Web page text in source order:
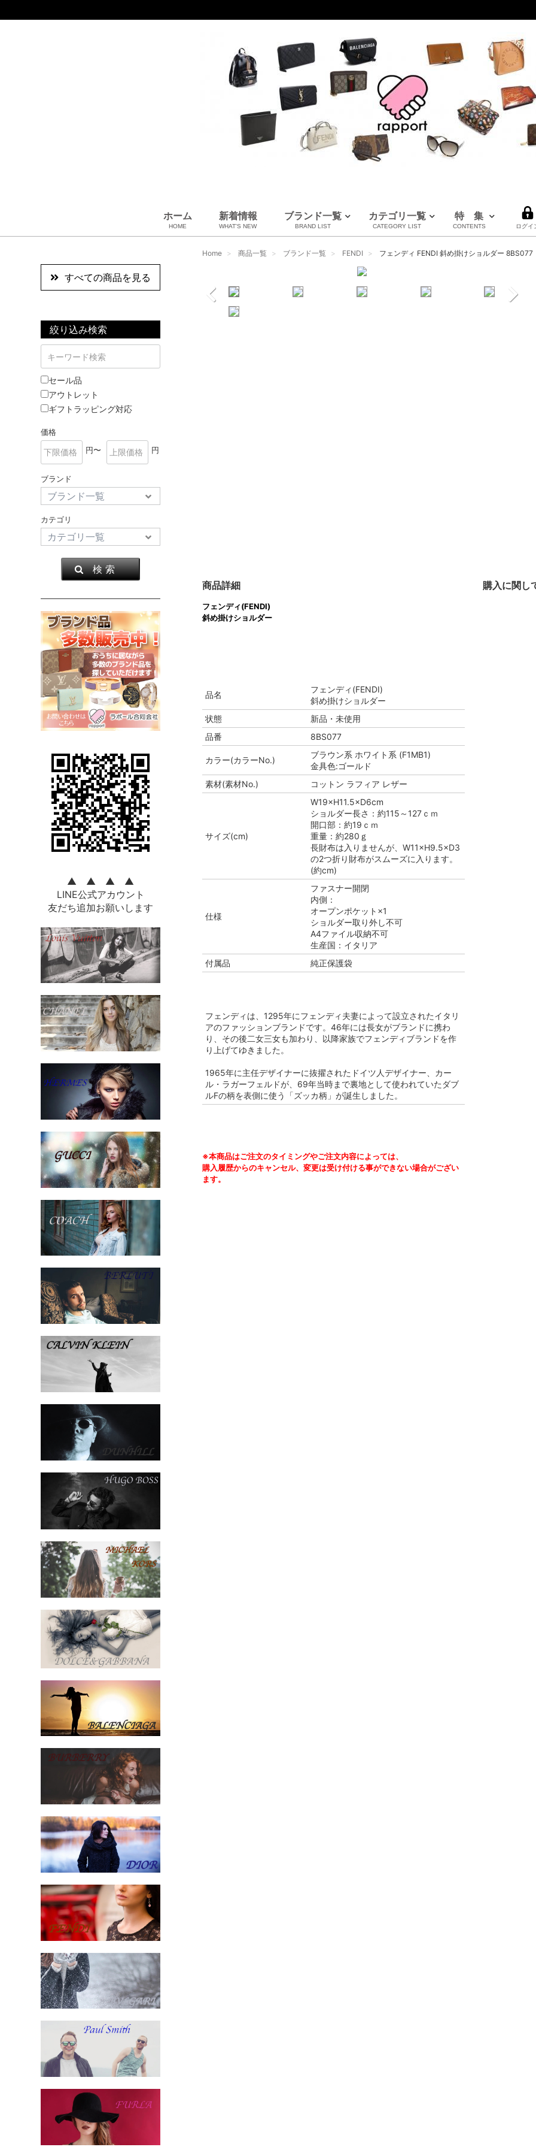
ホーム
HOME
新着情報
WHAT'S NEW
ブランド一覧
BRAND LIST
ルイヴィトン
シャネル
エルメス
全てのブランドを見る
カテゴリ一覧
CATEGORY LIST
バッグ＆ポーチ
アロマ＆フレグランス
雑貨・その他
USED Hermès
USED CHANEL
USED other
特 集
CONTENTS ログイ
Home 商品一覧 ブランド一覧 FENDI フェンディ FENDI 斜め掛けショルダー
すべての商品を見る
絞り込み検索
セール品
アウトレット
ギフトラッピング対応
価格
円〜
円
ブランド
カテゴリ
検 索
▲ ▲ ▲ ▲
LINE公式アカウント
友だち追加お願いします
商品詳細 購入に関し
フェンディ(FENDI)
斜め掛けショルダー
品名
フェンディ(FENDI)
斜め掛けショルダー
状態
新品・未使用
品番
8BS077
カラー(カラーNo.)
ブラウン系 ホワイト系 (F1MB1)
金具色:ゴールド
素材(素材No.)
コットン ラフィア レザー
サイズ(cm)
W19×H11.5×D6cm
ショルダー長さ：約115～127ｃｍ
開口部：約19ｃｍ
重量：約280ｇ
長財布は入りませんが、W11×H9.5×D3
の2つ折り財布がスムーズに入ります。
(約cm)
仕様
ファスナー開閉
内側：
オープンポケット×1
ショルダー取り外し不可
A4ファイル収納不可
生産国：イタリア
付属品
純正保護袋
フェンディは、1295年にフェンディ夫妻によって設立されたイタリ
アのファッションブランドです。46年には長女がブランドに携わ
り、その後二女三女も加わり、以降家族でフェンディブランドを作
り上げてゆきました。
1965年に主任デザイナーに抜擢されたドイツ人デザイナー、カー
ル・ラガーフェルドが、69年当時まで裏地として使われていたダブ
ルFの柄を表側に使う「ズッカ柄」が誕生しました。
※本商品はご注文のタイミングやご注文内容によっては、
購入履歴からのキャンセル、変更は受け付ける事ができない場合がござい
ます。